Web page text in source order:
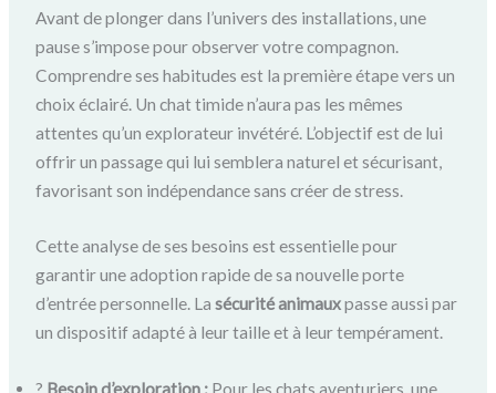
Avant de plonger dans l’univers des installations, une
pause s’impose pour observer votre compagnon.
Comprendre ses habitudes est la première étape vers un
choix éclairé. Un chat timide n’aura pas les mêmes
attentes qu’un explorateur invétéré. L’objectif est de lui
offrir un passage qui lui semblera naturel et sécurisant,
favorisant son indépendance sans créer de stress.
Cette analyse de ses besoins est essentielle pour
garantir une adoption rapide de sa nouvelle porte
d’entrée personnelle. Lasécurité animauxpasse aussi par
un dispositif adapté à leur taille et à leur tempérament.
? Besoin d’exploration : Pour les chats aventuriers, une